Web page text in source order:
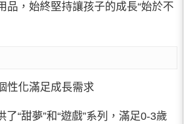
品，始終堅持讓孩子的成長“始於不
性化滿足成長需求
“甜夢”和“遊戲”系列，滿足0-3歲